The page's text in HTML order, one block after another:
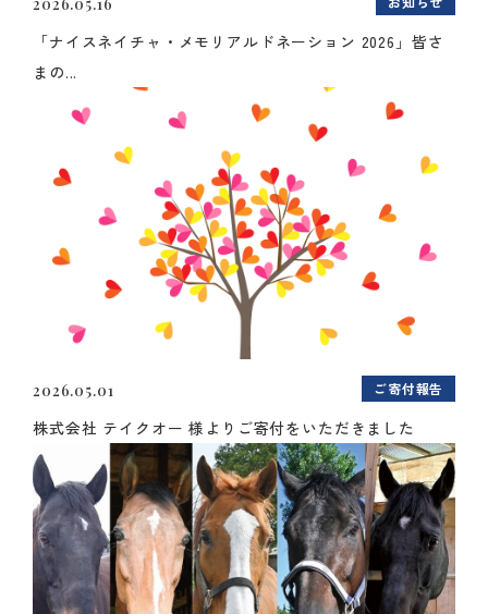
「ナイスネイチャ・メモリアルドネーション 2026」皆さ
まの...
2026.05.01 ご寄付報告
株式会社 テイクオー 様よりご寄付をいただきました